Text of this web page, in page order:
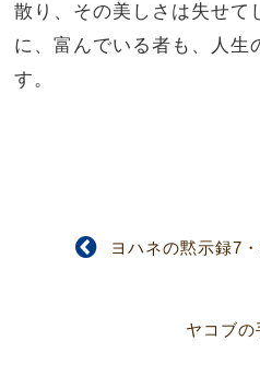
散り、その美しさは失せて
に、富んでいる者も、人生
す。
ヨハネの黙示録7
ヤコブ